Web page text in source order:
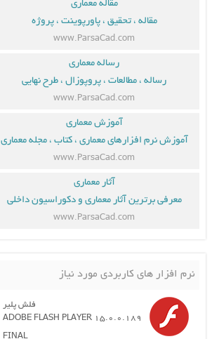
مقاله معماری
مقاله ، تحقیق ، پاورپوینت ، پروژه
www.ParsaCad.com
رساله معماری
رساله ، مطالعات ، پروپوزال ، طرح نهایی
www.ParsaCad.com
آموزش معماری
آموزش نرم افزارهای معماری ، کتاب ، مجله معماری
www.ParsaCad.com
آثار معماری
معرفی برترین آثار معماری و دکوراسیون داخلی
www.ParsaCad.com
نرم افزار های کاربردی مورد نیاز
فلش پلیر
ADOBE FLASH PLAYER 15.0.0.189